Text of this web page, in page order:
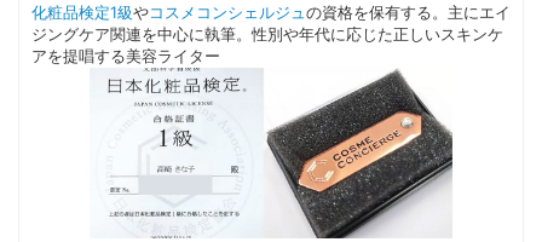
化粧品検定1級やコスメコンシェルジュ の資格を保有する。主にエイ
ジングケア関連を中心に執筆。性別や年代に応じた正しいスキンケ
アを提唱する美容ライター